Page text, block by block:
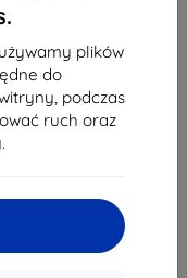
plików
do
podczas
ruch oraz
1